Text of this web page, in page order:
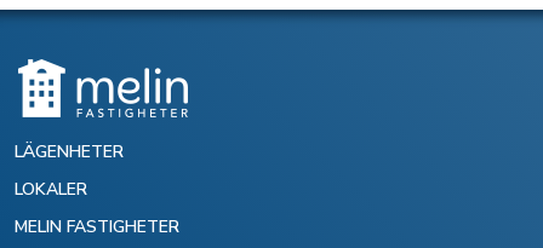
LÄGENHETER
LOKALER
MELIN FASTIGHETER